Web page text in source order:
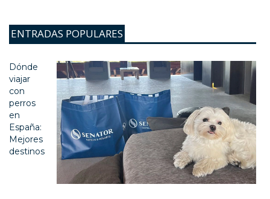
ENTRADAS POPULARES
Dónde
viajar
con
perros
en
España:
Mejores
destinos